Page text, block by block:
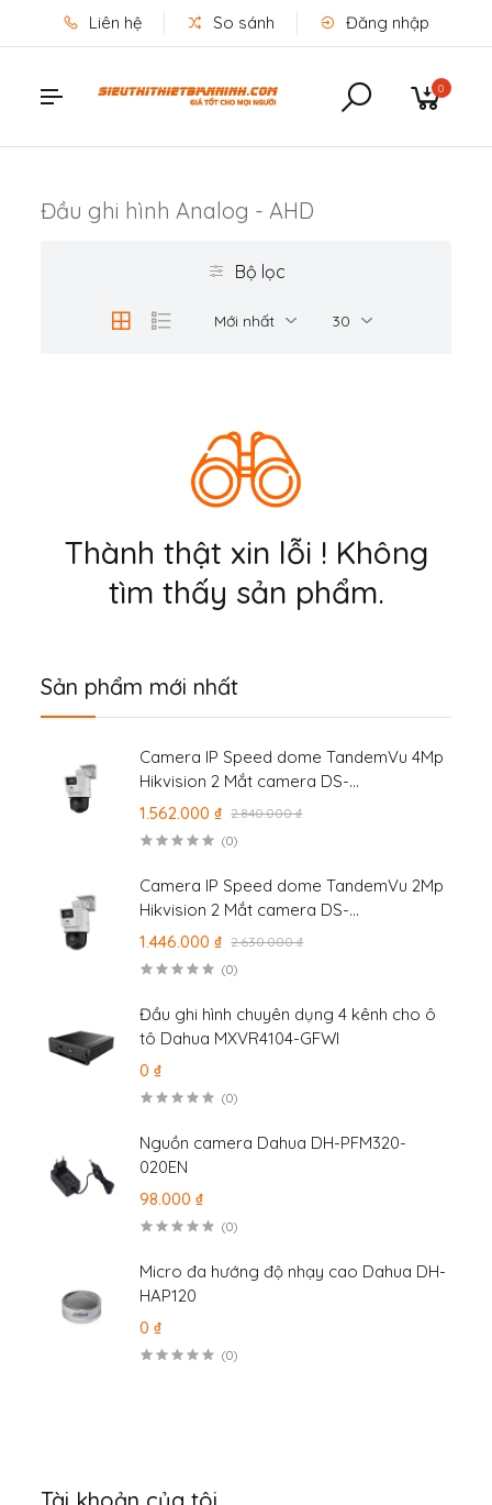
Liên hệ So sánh Đăng nhập
0
Sản phẩm mới nhất
Camera IP Speed dome TandemVu 4Mp
Hikvision 2 Mắt camera DS-
2SE2C400MWG-E/14
1.562.000 ₫ 2.840.000 ₫
(0)
Camera IP Speed dome TandemVu 2Mp
Hikvision 2 Mắt camera DS-
2SE2C200MWG-E/12
1.446.000 ₫ 2.630.000 ₫
(0)
Đầu ghi hình chuyên dụng 4 kênh cho ô
tô Dahua MXVR4104-GFWI
0 ₫
(0)
Nguồn camera Dahua DH-PFM320-
020EN
98.000 ₫
(0)
Micro đa hướng độ nhạy cao Dahua DH-
HAP120
0 ₫
(0)
Đầu ghi hình Analog - AHD
Bộ lọc
Mới nhất 30
Thành thật xin lỗi ! Không
tìm thấy sản phẩm.